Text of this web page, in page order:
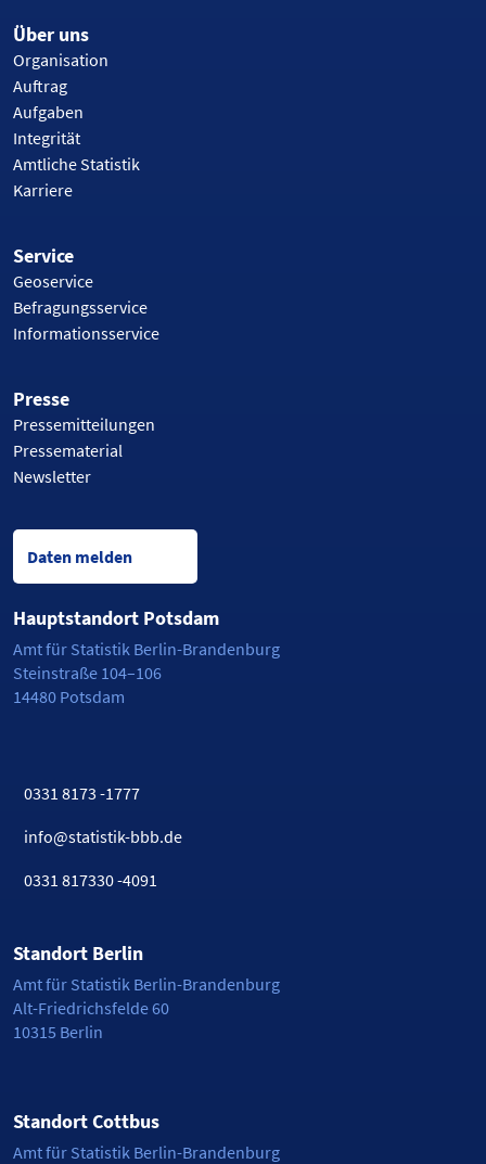
Über uns
Organisation
Auftrag
Aufgaben
Integrität
Amtliche Statistik
Karriere
Service
Geoservice
Befragungsservice
Informationsservice
Presse
Pressemitteilungen
Pressematerial
Newsletter
Daten melden
Hauptstandort Potsdam
Amt für Statistik Berlin-Brandenburg
Steinstraße 104–106
14480 Potsdam
0331 8173 -1777
info@statistik-bbb.de
0331 817330 -4091
Standort Berlin
Amt für Statistik Berlin-Brandenburg
Alt-Friedrichsfelde 60
10315 Berlin
Standort Cottbus
Amt für Statistik Berlin-Brandenburg